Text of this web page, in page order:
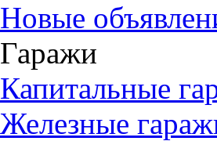
Новые
Гаражи
Капитальные
Железные